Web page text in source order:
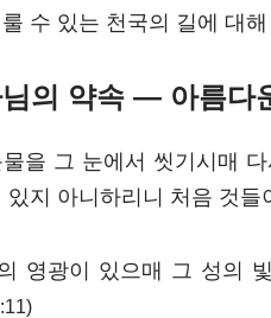
수 있는 천국의 길에 대
의 약속 — 아름다
을 그 눈에서 씻기시매
있지 아니하리니 처음 것들
영광이 있으매 그 성의